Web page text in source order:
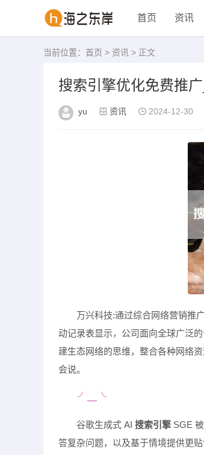
首页 资讯
当前位置： 首页 > 资讯 > 正文
搜索引擎优化免费推
yu 资讯 2024-12-30
万兴科技:通过综合网络营销推
动记录表显示，公司面向全球广泛
建生态网络的思维，整合各种网络
会说。
╯﹏╰
谷歌生成式 AI 搜索引擎 SGE
答复杂问题，以及基于情境提供更